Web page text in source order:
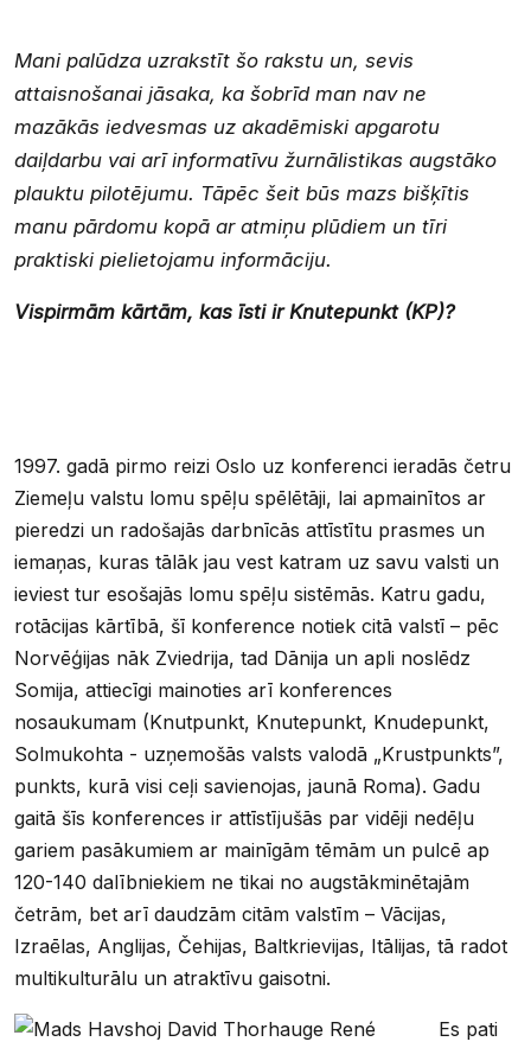
Mani palūdza uzrakstīt šo rakstu un, sevis
attaisnošanai jāsaka, ka šobrīd man nav ne
mazākās iedvesmas uz akadēmiski apgarotu
daiļdarbu vai arī informatīvu žurnālistikas augstāko
plauktu pilotējumu. Tāpēc šeit būs mazs bišķītis
manu pārdomu kopā ar atmiņu plūdiem un tīri
praktiski pielietojamu informāciju.
Vispirmām kārtām, kas īsti ir Knutepunkt (KP)?
1997. gadā pirmo reizi Oslo uz konferenci ieradās četru
Ziemeļu valstu lomu spēļu spēlētāji, lai apmainītos ar
pieredzi un radošajās darbnīcās attīstītu prasmes un
iemaņas, kuras tālāk jau vest katram uz savu valsti un
ieviest tur esošajās lomu spēļu sistēmās. Katru gadu,
rotācijas kārtībā, šī konference notiek citā valstī – pēc
Norvēģijas nāk Zviedrija, tad Dānija un apli noslēdz
Somija, attiecīgi mainoties arī konferences
nosaukumam (Knutpunkt, Knutepunkt, Knudepunkt,
Solmukohta - uzņemošās valsts valodā „Krustpunkts”,
punkts, kurā visi ceļi savienojas, jaunā Roma). Gadu
gaitā šīs konferences ir attīstījušās par vidēji nedēļu
gariem pasākumiem ar mainīgām tēmām un pulcē ap
120-140 dalībniekiem ne tikai no augstākminētajām
četrām, bet arī daudzām citām valstīm – Vācijas,
Izraēlas, Anglijas, Čehijas, Baltkrievijas, Itālijas, tā radot
multikulturālu un atraktīvu gaisotni.
Es pati